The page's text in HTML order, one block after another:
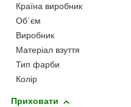
Країна виробник
Об`єм
Виробник
Матеріал взуття
Тип фарби
Колір
Приховати